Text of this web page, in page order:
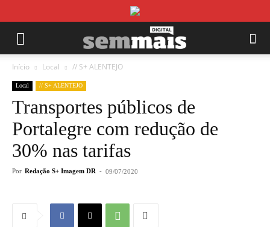
Início Local // S+ ALENTEJO
Local // S+ ALENTEJO
Transportes públicos de
Portalegre com redução de
30% nas tarifas
Por Redação S+ Imagem DR - 09/07/2020